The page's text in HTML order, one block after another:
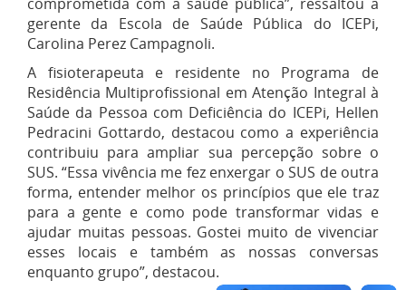
gerente da Escola de Saúde Pública do ICEPi,
Carolina Perez Campagnoli.
A fisioterapeuta e residente no Programa de
Residência Multiprofissional em Atenção Integral à
Saúde da Pessoa com Deficiência do ICEPi, Hellen
Pedracini Gottardo, destacou como a experiência
contribuiu para ampliar sua percepção sobre o
SUS. “Essa vivência me fez enxergar o SUS de outra
forma, entender melhor os princípios que ele traz
para a gente e como pode transformar vidas e
ajudar muitas pessoas. Gostei muito de vivenciar
esses locais e também as nossas conversas
enquanto grupo”, destacou.